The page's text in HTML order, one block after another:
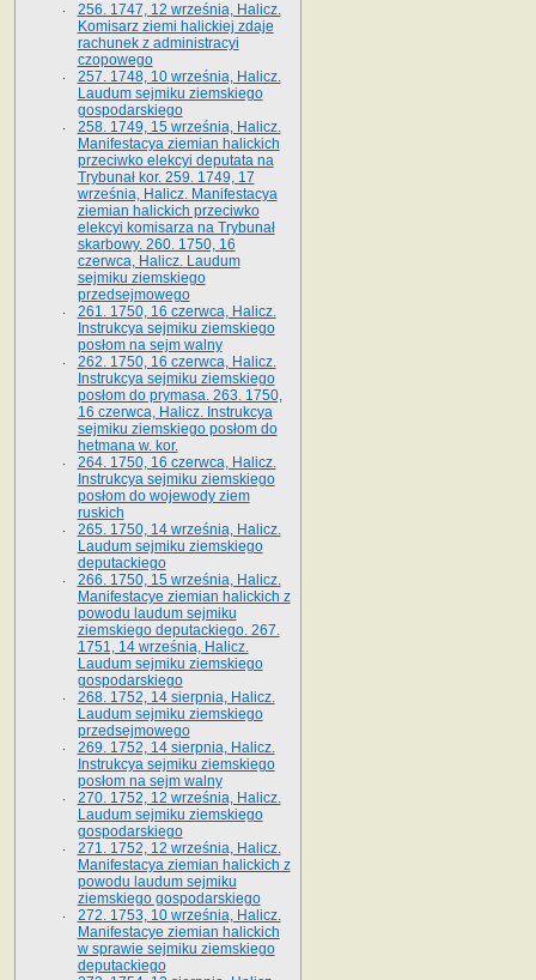
256. 1747, 12 września, Halicz.
Komisarz ziemi halickiej zdaje
rachunek z administracyi
czopowego
257. 1748, 10 września, Halicz.
Laudum sejmiku ziemskiego
gospodarskiego
258. 1749, 15 września, Halicz.
Manifestacya ziemian halickich
przeciwko elekcyi deputata na
Trybunał kor. 259. 1749, 17
września, Halicz. Manifestacya
ziemian halickich przeciwko
elekcyi komisarza na Trybunał
skarbowy. 260. 1750, 16
czerwca, Halicz. Laudum
sejmiku ziemskiego
przedsejmowego
261. 1750, 16 czerwca, Halicz.
Instrukcya sejmiku ziemskiego
posłom na sejm walny
262. 1750, 16 czerwca, Halicz.
Instrukcya sejmiku ziemskiego
posłom do prymasa. 263. 1750,
16 czerwca, Halicz. Instrukcya
sejmiku ziemskiego posłom do
hetmana w. kor.
264. 1750, 16 czerwca, Halicz.
Instrukcya sejmiku ziemskiego
posłom do wojewody ziem
ruskich
265. 1750, 14 września, Halicz.
Laudum sejmiku ziemskiego
deputackiego
266. 1750, 15 września, Halicz.
Manifestacye ziemian halickich z
powodu laudum sejmiku
ziemskiego deputackiego. 267.
1751, 14 września, Halicz.
Laudum sejmiku ziemskiego
gospodarskiego
268. 1752, 14 sierpnia, Halicz.
Laudum sejmiku ziemskiego
przedsejmowego
269. 1752, 14 sierpnia, Halicz.
Instrukcya sejmiku ziemskiego
posłom na sejm walny
270. 1752, 12 września, Halicz.
Laudum sejmiku ziemskiego
gospodarskiego
271. 1752, 12 września, Halicz.
Manifestacya ziemian halickich z
powodu laudum sejmiku
ziemskiego gospodarskiego
272. 1753, 10 września, Halicz.
Manifestacye ziemian halickich
w sprawie sejmiku ziemskiego
deputackiego